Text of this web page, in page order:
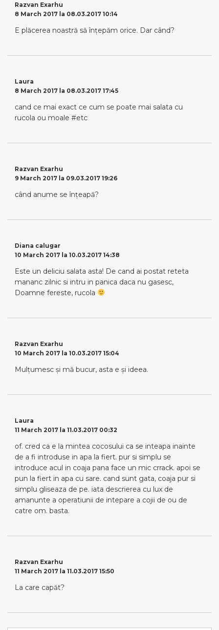
Razvan Exarhu
8 March 2017 la 08.03.2017 10:14
E plăcerea noastră să înțepăm orice. Dar când?
Laura
8 March 2017 la 08.03.2017 17:45
cand ce mai exact ce cum se poate mai salata cu
rucola ou moale #etc
Razvan Exarhu
9 March 2017 la 09.03.2017 19:26
când anume se înţeapă?
Diana calugar
10 March 2017 la 10.03.2017 14:38
Este un deliciu salata asta! De cand ai postat reteta
mananc zilnic si intru in panica daca nu gasesc,
Doamne fereste, rucola
Razvan Exarhu
10 March 2017 la 10.03.2017 15:04
Mulțumesc şi mă bucur, asta e şi ideea.
Laura
11 March 2017 la 11.03.2017 00:32
of. cred ca e la mintea cocosului ca se inteapa inainte
de a fi introduse in apa la fiert. pur si simplu se
introduce acul in coaja pana face un mic crrack. apoi se
pun la fiert in apa cu sare. cand sunt gata, coaja pur si
simplu gliseaza de pe. iata descrierea cu lux de
amanunte a operatiunii de intepare a cojii de ou de
catre om. basta.
Razvan Exarhu
11 March 2017 la 11.03.2017 15:50
La care capăt?